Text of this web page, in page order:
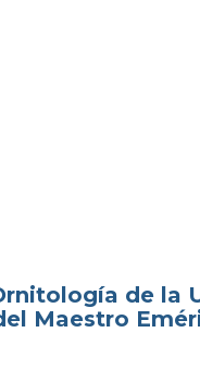
de la
Maestro